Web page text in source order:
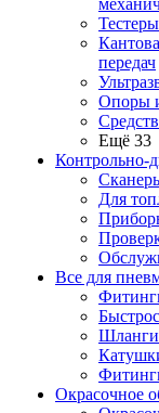
передач
Опоры
Ещё 33
Контрольно-
Для
Все для
Шланги
Окрасочное